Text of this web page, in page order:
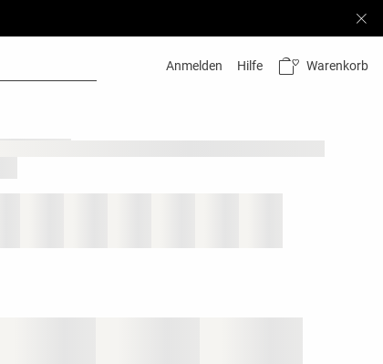
Anmelden Hilfe Warenkorb